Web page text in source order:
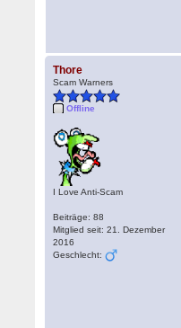
Thore
Scam Warners
Offline
I Love Anti-Scam
Beiträge: 88
Mitglied seit: 21. Dezember
2016
Geschlecht: